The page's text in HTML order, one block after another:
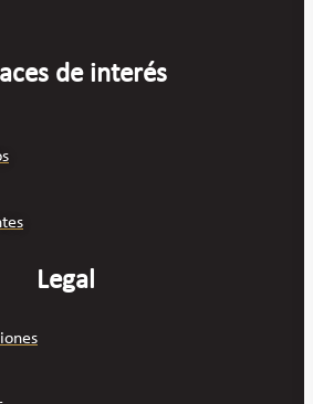
de interés
Legal